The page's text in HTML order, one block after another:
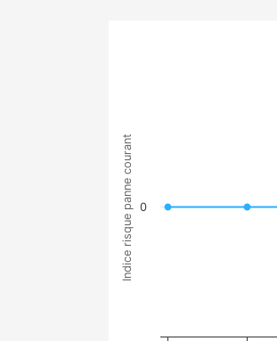
Indice risque panne courant 0